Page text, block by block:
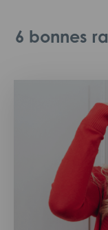
6 bonnes